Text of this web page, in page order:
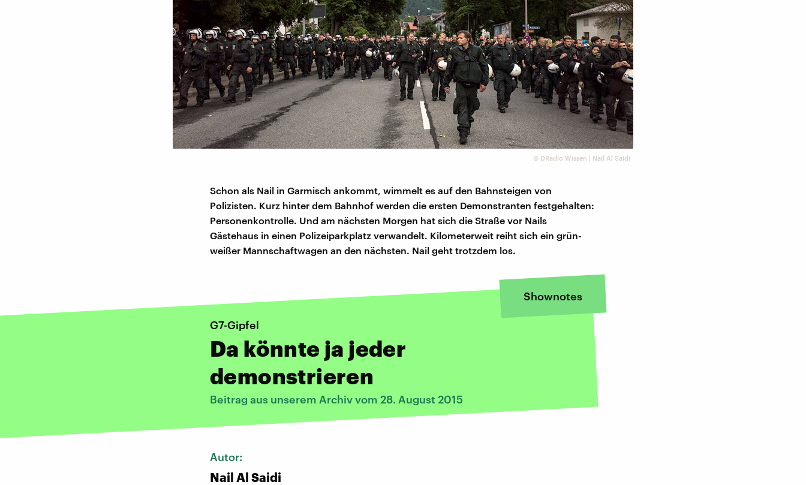
© DRadio Wissen | Nail Al Saidi
Schon als Nail in Garmisch ankommt, wimmelt es auf den Bahnsteigen von
Polizisten. Kurz hinter dem Bahnhof werden die ersten Demonstranten festgehalten:
Personenkontrolle. Und am nächsten Morgen hat sich die Straße vor Nails
Gästehaus in einen Polizeiparkplatz verwandelt. Kilometerweit reiht sich ein grün-
weißer Mannschaftwagen an den nächsten. Nail geht trotzdem los.
Shownotes
G7-Gipfel
Da könnte ja jeder
demonstrieren
Beitrag aus unserem Archiv vom 28. August 2015
Autor:
Nail Al Saidi